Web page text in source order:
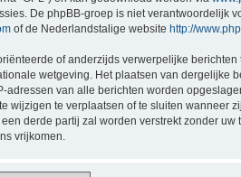
De phpBB-groep is niet verantwoordelijk
of de Nederlandstalige website http://
of anderzijds verwerpelijke
wetgeving. Het plaatsen van dergelijke
van alle berichten worden
te verplaatsen of te sluiten wanneer
derde partij zal worden verstrekt zonder
vrijkomen.